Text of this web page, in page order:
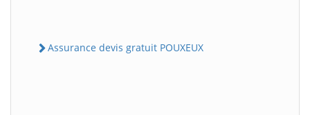
Assurance devis gratuit POUXEUX